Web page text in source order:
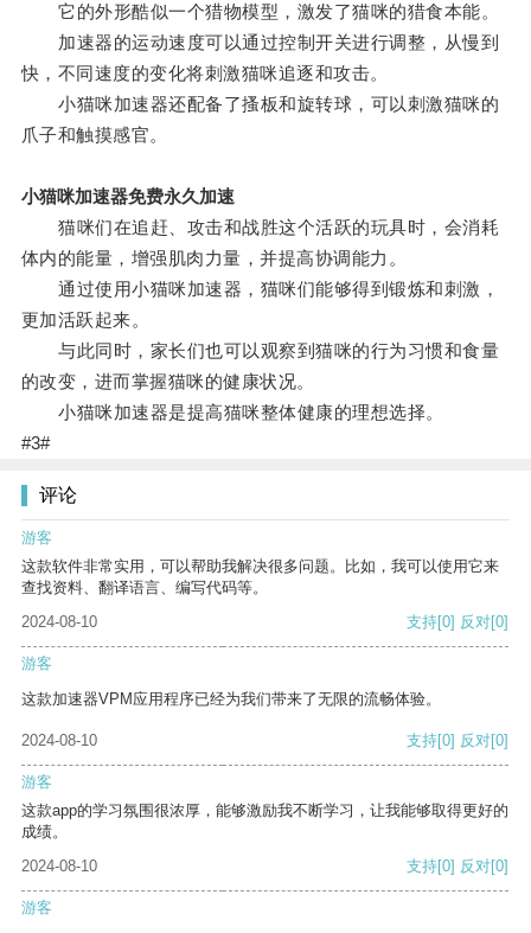
它的外形酷似一个猎物模型，激发了猫咪的猎食本能。
加速器的运动速度可以通过控制开关进行调整，从慢到
快，不同速度的变化将刺激猫咪追逐和攻击。
小猫咪加速器还配备了搔板和旋转球，可以刺激猫咪的
爪子和触摸感官。
小猫咪加速器免费永久加速
猫咪们在追赶、攻击和战胜这个活跃的玩具时，会消耗
体内的能量，增强肌肉力量，并提高协调能力。
通过使用小猫咪加速器，猫咪们能够得到锻炼和刺激，
更加活跃起来。
与此同时，家长们也可以观察到猫咪的行为习惯和食量
的改变，进而掌握猫咪的健康状况。
小猫咪加速器是提高猫咪整体健康的理想选择。
#3#
评论
游客
这款软件非常实用，可以帮助我解决很多问题。比如，我可以使用它来
查找资料、翻译语言、编写代码等。
2024-08-10
支持[0] 反对[0]
游客
这款加速器VPM应用程序已经为我们带来了无限的流畅体验。
2024-08-10 支持[0] 反对[0]
游客
这款app的学习氛围很浓厚，能够激励我不断学习，让我能够取得更好的
成绩。
2024-08-10
支持[0] 反对[0]
游客